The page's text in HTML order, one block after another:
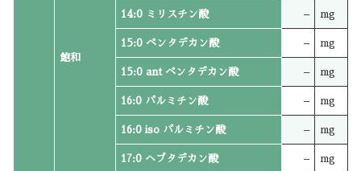
飽和
14:0 ミリスチン酸 – mg
15:0 ペンタデカン酸 – mg
15:0 ant ペンタデカン酸 – mg
16:0 パルミチン酸 – mg
16:0 iso パルミチン酸 – mg
17:0 ヘプタデカン酸 – mg